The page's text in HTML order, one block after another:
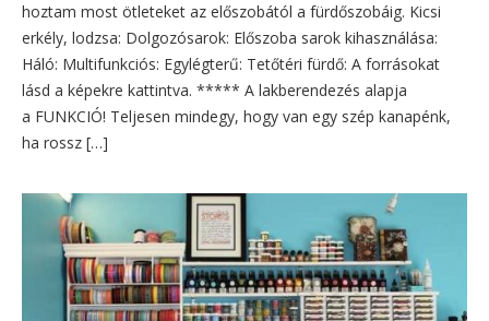
hoztam most ötleteket az előszobától a fürdőszobáig. Kicsi
erkély, lodzsa: Dolgozósarok: Előszoba sarok kihasználása:
Háló: Multifunkciós: Egylégterű: Tetőtéri fürdő: A forrásokat
lásd a képekre kattintva. ***** A lakberendezés alapja
a FUNKCIÓ! Teljesen mindegy, hogy van egy szép kanapénk,
ha rossz […]